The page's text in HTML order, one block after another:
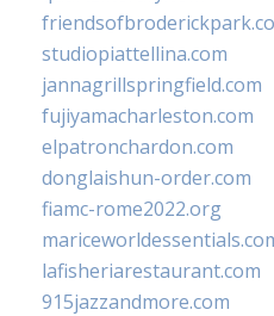
studiopiattellina.com
jannagrillspringfield.com
fujiyamacharleston.com
elpatronchardon.com
donglaishun-order.com
fiamc-rome2022.org
lafisheriarestaurant.com
915jazzandmore.com